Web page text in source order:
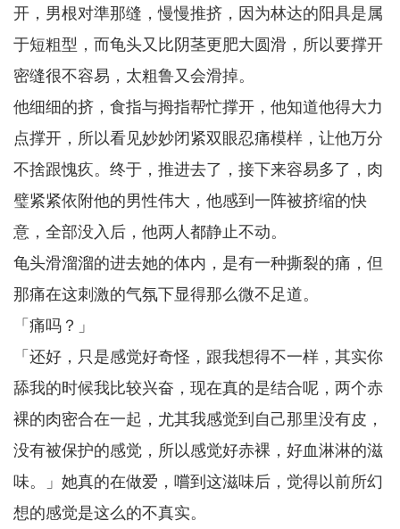
开，男根对準那缝，慢慢推挤，因为林达的阳具是属
于短粗型，而龟头又比阴茎更肥大圆滑，所以要撑开
密缝很不容易，太粗鲁又会滑掉。
他细细的挤，食指与拇指帮忙撑开，他知道他得大力
点撑开，所以看见妙妙闭紧双眼忍痛模样，让他万分
不捨跟愧疚。终于，推进去了，接下来容易多了，肉
璧紧紧依附他的男性伟大，他感到一阵被挤缩的快
意，全部没入后，他两人都静止不动。
龟头滑溜溜的进去她的体内，是有一种撕裂的痛，但
那痛在这刺激的气氛下显得那么微不足道。
「痛吗？」
「还好，只是感觉好奇怪，跟我想得不一样，其实你
舔我的时候我比较兴奋，现在真的是结合呢，两个赤
裸的肉密合在一起，尤其我感觉到自己那里没有皮，
没有被保护的感觉，所以感觉好赤裸，好血淋淋的滋
味。」她真的在做爱，嚐到这滋味后，觉得以前所幻
想的感觉是这么的不真实。